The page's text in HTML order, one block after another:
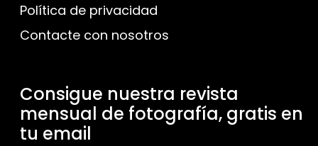
Política de privacidad
Contacte con nosotros
Consigue nuestra revista
mensual de fotografía, gratis en
tu email